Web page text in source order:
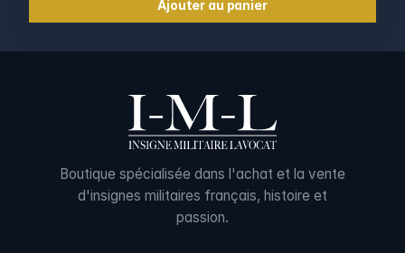
Ajouter au panier
Boutique spécialisée dans l'achat et la vente
d'insignes militaires français, histoire et
passion.